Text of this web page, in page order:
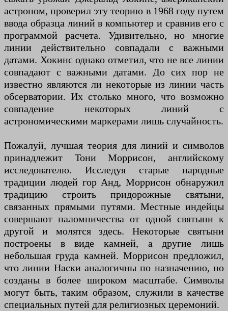
астроном, проверил эту теорию в 1968 году путем
ввода образца линий в компьютер и сравнив его с
программой расчета. Удивительно, но многие
линии действительно совпадали с важными
датами. Хокинс однако отметил, что не все линии
совпадают с важными датами. До сих пор не
известно являются ли некоторые из линии часть
обсерватории. Их столько много, что возможно
совпадение некоторых линий с
астрономическими маркерами лишь случайность.
Пожалуй, лучшая теория для линий и символов
принадлежит Тони Моррисон, английскому
исследователю. Исследуя старые народные
традиции людей гор Анд, Моррисон обнаружил
традицию строить придорожные святыни,
связанных прямыми путями. Местные индейцы
совершают паломничества от одной святыни к
другой и молятся здесь. Некоторые святыни
построены в виде камней, а другие лишь
небольшая груда камней. Моррисон предложил,
что линии Наски аналогичны по назначению, но
созданы в более широком масштабе. Символы
могут быть, таким образом, служили в качестве
специальных путей для религиозных церемоний.